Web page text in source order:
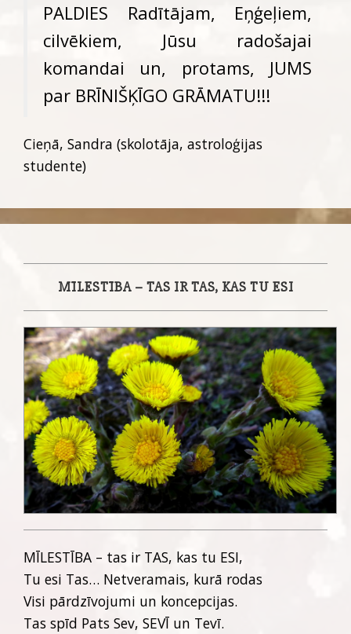
PALDIES Radītājam, Eņģeļiem,
cilvēkiem, Jūsu radošajai
komandai un, protams, JUMS
par BRĪNIŠĶĪGO GRĀMATU!!!
Cieņā, Sandra (skolotāja, astroloģijas
studente)
MĪLESTĪBA – TAS IR TAS, KAS TU ESI
MĪLESTĪBA – tas ir TAS, kas tu ESI,
Tu esi Tas… Netveramais, kurā rodas
Visi pārdzīvojumi un koncepcijas.
Tas spīd Pats Sev, SEVĪ un Tevī.